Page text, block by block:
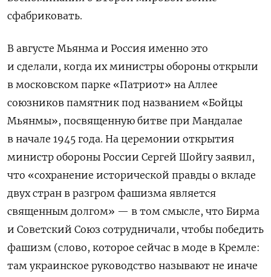
сфабриковать.
В августе Мьянма и Россия именно это
и сделали, когда их министры обороны открыли
в московском парке «Патриот» на Аллее
союзников памятник под названием «Бойцы
Мьянмы», посвященную битве при Мандалае
в начале 1945 года. На церемонии открытия
министр обороны России Сергей Шойгу заявил,
что «сохранение исторической правды о вкладе
двух стран в разгром фашизма является
священным долгом» — в том смысле, что Бирма
и Советский Союз сотрудничали, чтобы победить
фашизм (слово, которое сейчас в моде в Кремле:
там украинское руководство называют не иначе